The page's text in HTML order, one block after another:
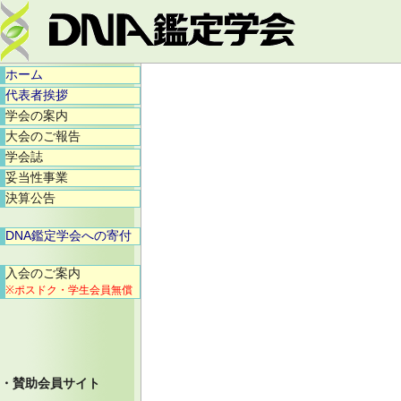
ホーム
代表者挨拶
学会の案内
大会のご報告
学会誌
妥当性事業
決算公告
DNA鑑定学会への寄付
入会のご案内
※ポスドク・学生会員無償
・賛助会員サイト